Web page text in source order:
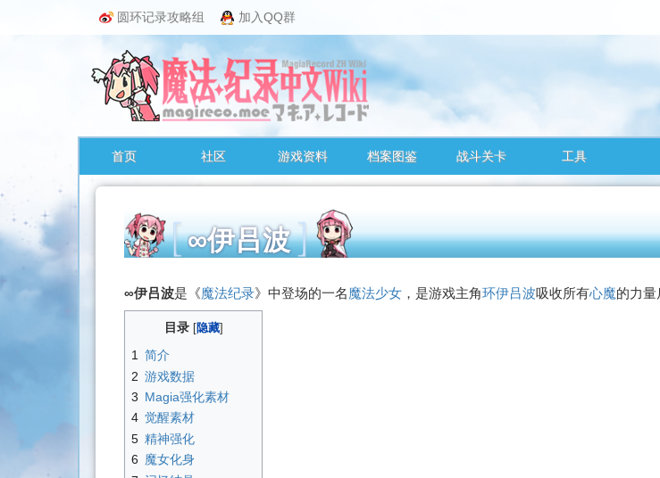
圆环记录攻略组 加入QQ群
首页 社区 游戏资料 档案图鉴 战斗关卡 工具
∞伊吕波
跳
转
航
、
搜
索
∞伊吕波是《魔法纪录》中登场的一名魔法少女 ，是游戏主角环伊吕波吸收所有心魔的力量
目录
1 简介
2 游戏数据
3 Magia强化素材
4 觉醒素材
5 精神强化
6 魔女化身